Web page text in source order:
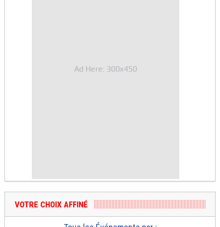
Ad Here: 300x450
VOTRE CHOIX AFFINÉ